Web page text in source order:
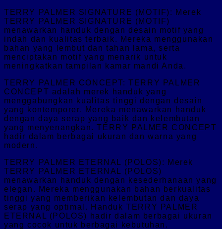
TERRY PALMER SIGNATURE (MOTIF): Merek
TERRY PALMER SIGNATURE (MOTIF)
menawarkan handuk dengan desain motif yang
indah dan kualitas terbaik. Mereka menggunakan
bahan yang lembut dan tahan lama, serta
menciptakan motif yang menarik untuk
meningkatkan tampilan kamar mandi Anda.
TERRY PALMER CONCEPT: TERRY PALMER
CONCEPT adalah merek handuk yang
menggabungkan kualitas tinggi dengan desain
yang kontemporer. Mereka menawarkan handuk
dengan daya serap yang baik dan kelembutan
yang menyenangkan. TERRY PALMER CONCEPT
hadir dalam berbagai ukuran dan warna yang
modern.
TERRY PALMER ETERNAL (POLOS): Merek
TERRY PALMER ETERNAL (POLOS)
menawarkan handuk dengan kesederhanaan yang
elegan. Mereka menggunakan bahan berkualitas
tinggi yang memberikan kelembutan dan daya
serap yang optimal. Handuk TERRY PALMER
ETERNAL (POLOS) hadir dalam berbagai ukuran
yang cocok untuk berbagai kebutuhan.